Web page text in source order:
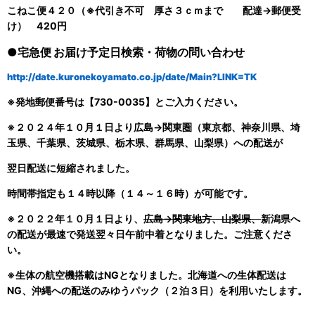
こねこ便４２０（※代引き不可 厚さ３ｃｍまで 配達→郵便受
け） 420円
●宅急便 お届け予定日検索・荷物の問い合わせ
http://date.kuronekoyamato.co.jp/date/Main?LINK=TK
※発地郵便番号は【730-0035】とご入力ください。
※２０２４年１０月１日より広島→関東圏（東京都、神奈川県、埼
玉県、千葉県、茨城県、栃木県、群馬県、山梨県）への配送が
翌日配送に短縮されました。
時間帯指定も１４時以降（１４～１６時）が可能です。
※２０２２年１０月１日より、 広島→関東地方、山梨県、新潟県へ
の配送が最速で発送翌々日午前中着となりました。ご注意くださ
い。
※生体の航空機搭載はNGとなりました。北海道への生体配送は
NG、沖縄への配送のみゆうパック（２泊３日）を利用いたします。